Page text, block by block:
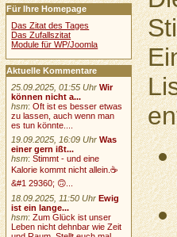
Für Ihre Homepage
Das Zitat des Tages
Das Zufallszitat
Module für WP/Joomla
Aktuelle Kommentare
25.09.2025, 01:55 Uhr Wir
können nicht a...
hsm:Oft ist es besser etwas
zu lassen, auch wenn man
es tun könnte....
19.09.2025, 16:09 Uhr Was
einer gern ißt...
hsm:Stimmt - und eine
Kalorie kommt nicht allein.☕
&#1 29360; 🙃...
18.09.2025, 11:50 Uhr Ewig
ist ein lange...
hsm:Zum Glück ist unser
Leben nicht dehnbar wie Zeit